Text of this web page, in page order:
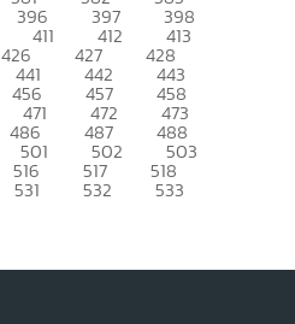
396 397 398
411 412 413
426 427 428
441 442 443
456 457 458
471 472 473
486 487 488
501 502 503
516 517 518
531 532 533